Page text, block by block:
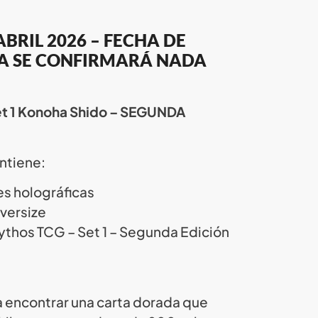
2026 – FECHA DE
SE CONFIRMARÁ NADA
Konoha Shido – SEGUNDA
holográficas
TCG – Set 1 – Segunda Edición
encontrar una carta dorada que